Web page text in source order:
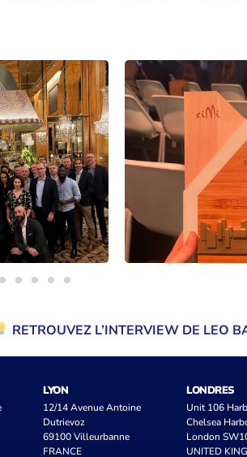
RETROUVEZ L’INTERVIEW DE LEO BARLATIER ET DAVID ARNOLD, LORS DE L’INAUGURATION DE
LYON
12/14 Avenue Antoine
Dutrievoz
69100 Villeurbanne
FRANCE
LONDRES
Unit 106
Chelsea
London
UNITED